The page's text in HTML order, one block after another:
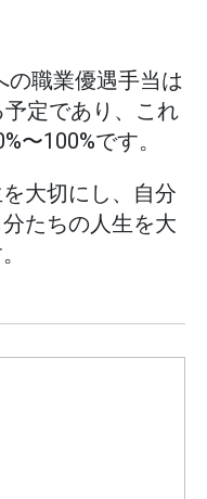
の職業優遇手当は
定であり、これ
〜100%です。
大切にし、自分
たちの人生を大